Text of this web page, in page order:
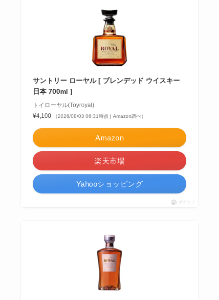
サントリー ローヤル [ ブレンデッド ウイスキー
日本 700ml ]
トイローヤル(Toyroyal)
¥4,100
（2026/08/03 06:31時点 | Amazon調べ）
Amazon
楽天市場
Yahooショッピング
ポチップ